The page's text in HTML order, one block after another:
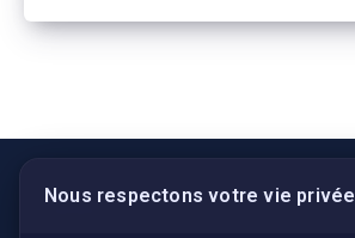
Nous respectons votre vie privée
LIENS UTILES